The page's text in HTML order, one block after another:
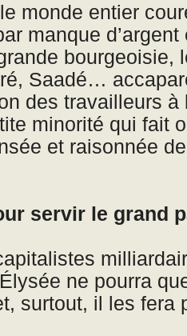
monde entier
manque
bourgeoisie,
Saadé…
des travailleurs à
minorité qui fait
et raisonnée
servir le grand
ne pourra
surtout, il les fera